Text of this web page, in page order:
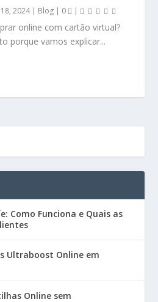
2024| Blog | 0 |
online com cartão virtual?
porque vamos explicar...
Como Funciona e Quais as
Ultraboost Online em
Online sem